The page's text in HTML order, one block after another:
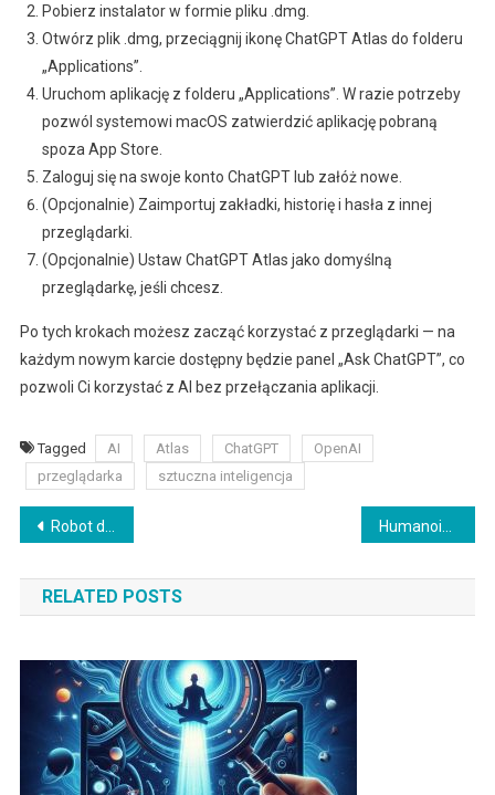
Pobierz instalator w formie pliku .dmg
Otwórz plik .dmg, przeciągnij ikonę ChatGPT Atlas do folderu
„Applications”.
Uruchom aplikację z folderu „Applications”. W razie potrzeby
pozwól systemowi macOS zatwierdzić aplikację pobraną
spoza App Store.
Zaloguj się na swoje konto ChatGPT lub załóż nowe.
(Opcjonalnie) Zaimportuj zakładki, historię i hasła z innej
przeglądarki.
(Opcjonalnie) Ustaw ChatGPT Atlas jako domyślną
przeglądarkę, jeśli chcesz.
Po tych krokach możesz zacząć korzystać z przeglądarki — na
każdym nowym karcie dostępny będzie panel „Ask ChatGPT”, co
pozwoli Ci korzystać z AI bez przełączania aplikacji.
Tagged AI Atlas ChatGPT
OpenAI
przeglądarka
sztuczna inteligencja
Nawigacja
wpisu
Robot do mycia okien – sprawdzamy czy warto go kupić. [RANKING]
RELATED POSTS